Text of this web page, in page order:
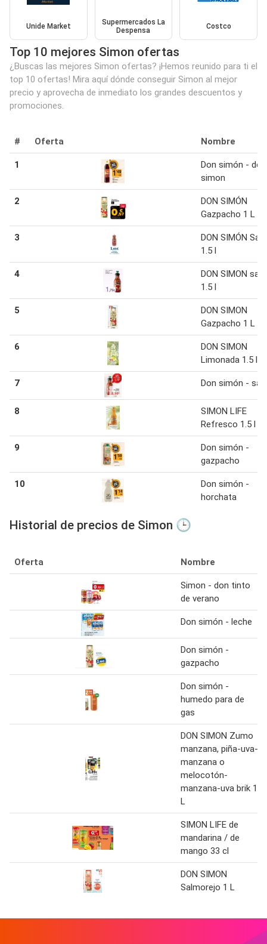
Unide Market
Supermercados La
Despensa
Costco
Top 10 mejores Simon ofertas
¿Buscas las mejores Simon ofertas? ¡Hemos reunido para ti el
top 10 ofertas! Mira aquí dónde conseguir Simon al mejor
precio y aprovecha de inmediato los grandes descuentos y
promociones.
# Oferta Nombre
1
Don simón - don
simon
2
DON SIMÓN
Gazpacho 1 L
3
DON SIMÓN
1.5 l
4
DON SIMON
1.5 l
5
DON SIMON
Gazpacho 1 L
6
DON SIMON
Limonada 1.5 l
7 Don simón -
8
SIMON LIFE
Refresco 1.5 l
9
Don simón -
gazpacho
10
Don simón -
horchata
Historial de precios de Simon 🕒
Oferta Nombre
Simon - don tinto
de verano
Don simón - leche
Don simón -
gazpacho
Don simón -
humedo para de
gas
DON SIMON Zumo
manzana, piña-uva-
manzana o
melocotón-
manzana-uva brik 1
L
SIMON LIFE de
mandarina / de
mango 33 cl
DON SIMON
Salmorejo 1 L